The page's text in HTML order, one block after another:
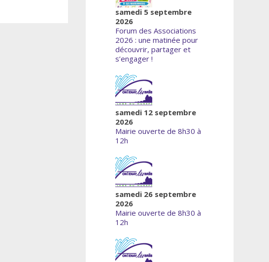
samedi 5 septembre
2026
Forum des Associations
2026 : une matinée pour
découvrir, partager et
s’engager !
samedi 12 septembre
2026
Mairie ouverte de 8h30 à
12h
samedi 26 septembre
2026
Mairie ouverte de 8h30 à
12h